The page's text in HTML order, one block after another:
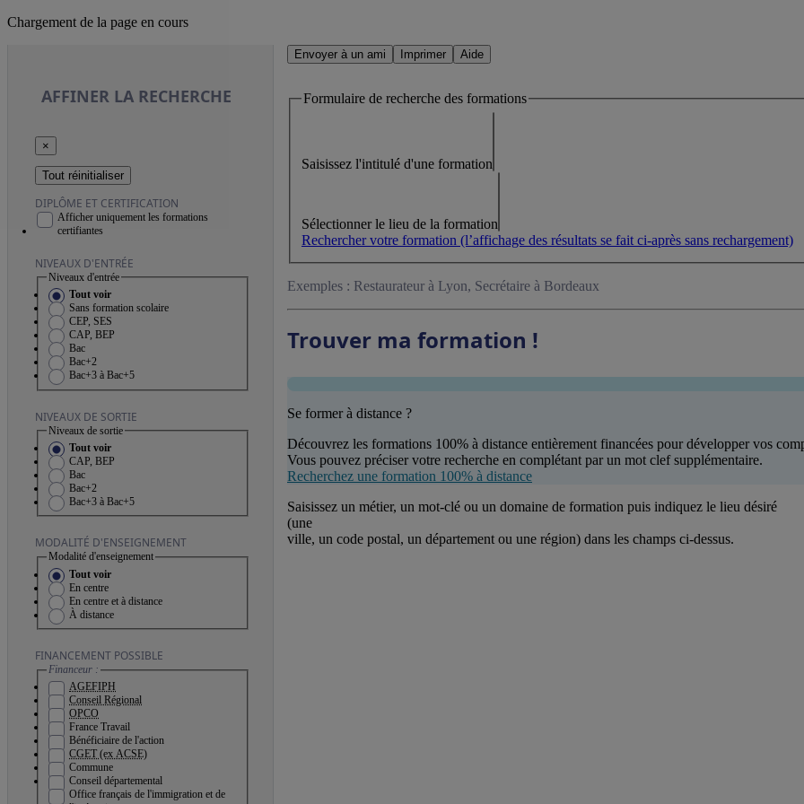
Chargement de la page en cours
AFFINER LA RECHERCHE
×
Tout réinitialiser
DIPLÔME ET CERTIFICATION
Afficher uniquement les formations
certifiantes
NIVEAUX D'ENTRÉE
Niveaux d'entrée
Tout voir
Sans formation scolaire
CEP, SES
CAP, BEP
Bac
Bac+2
Bac+3 à Bac+5
NIVEAUX DE SORTIE
Niveaux de sortie
Tout voir
CAP, BEP
Bac
Bac+2
Bac+3 à Bac+5
MODALITÉ D'ENSEIGNEMENT
Modalité d'enseignement
Tout voir
En centre
En centre et à distance
À distance
FINANCEMENT POSSIBLE
Financeur :
AGEFIPH
Conseil Régional
OPCO
France Travail
Bénéficiaire de l'action
CGET (ex ACSE)
Commune
Conseil départemental
Office français de l'immigration et de
Envoyer à un ami Imprimer Aide
Formulaire de recherche des formations
Saisissez l'intitulé d'une formation
Sélectionner le lieu de la formation
Rechercher votre formation (l’affichage des résultats se fait ci-après sans rechargement)
Exemples : Restaurateur à Lyon, Secrétaire à Bordeaux
Trouver ma formation !
Se former à distance ?
Découvrez les formations 100% à distance entièrement financées pour développer vos
Vous pouvez préciser votre recherche en complétant par un mot clef supplémentaire.
Recherchez une formation 100% à distance
Saisissez un métier, un mot-clé ou un domaine de formation puis indiquez le lieu désiré
(une
ville, un code postal, un département ou une région) dans les champs ci-dessus.